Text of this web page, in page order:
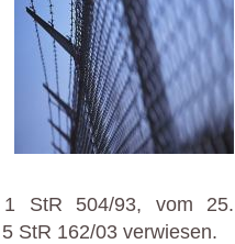
StR 504/93, vom 25.
StR 162/03 verwiesen.